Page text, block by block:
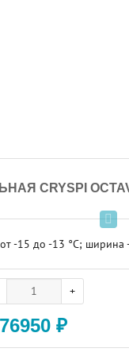
CRYSPI
-15 до -13 °C;
76950 ₽